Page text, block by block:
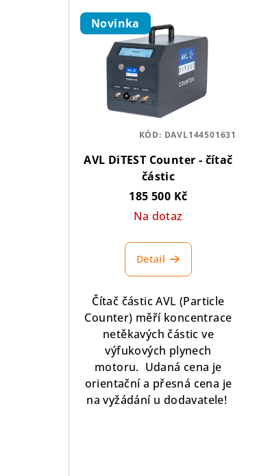
e
o
V
ý
r
ů
Novinka
AVL DiTEST Counter - čítač
částic
185 500 Kč
Na dotaz
Detail
Čítač částic AVL (Particle
Counter) měří koncentrace
netěkavých částic ve
výfukových plynech
motoru. Udaná cena je
orientační a přesná cena je
na vyžádání u dodavatele!
KÓD: DAVL144501631